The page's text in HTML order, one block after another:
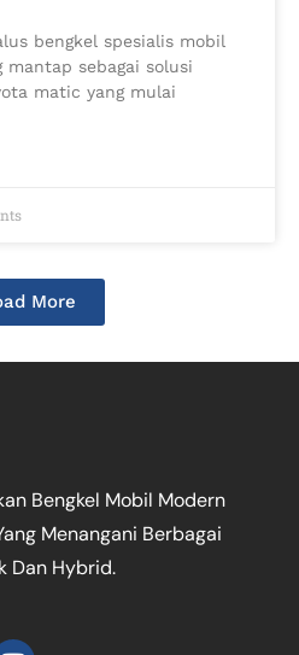
bengkel spesialis mobil
sebagai solusi
matic yang mulai
More
Bengkel Mobil Modern
Menangani Berbagai
Dan Hybrid.